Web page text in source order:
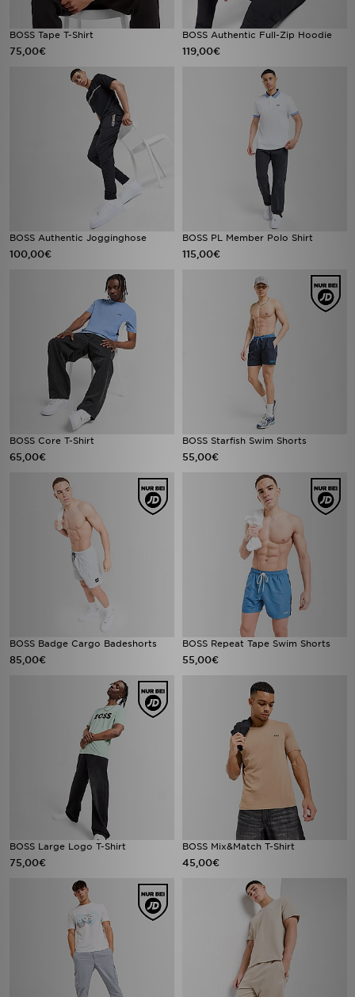
BOSS Tape T-Shirt
75,00€
BOSS Authentic Full-Zip Hoodie
119,00€
BOSS Authentic Jogginghose
100,00€
BOSS PL Member Polo Shirt
115,00€
BOSS Core T-Shirt
65,00€
BOSS Starfish Swim Shorts
55,00€
BOSS Badge Cargo Badeshorts
85,00€
BOSS Repeat Tape Swim Shorts
55,00€
BOSS Large Logo T-Shirt
75,00€
BOSS Mix&Match T-Shirt
45,00€